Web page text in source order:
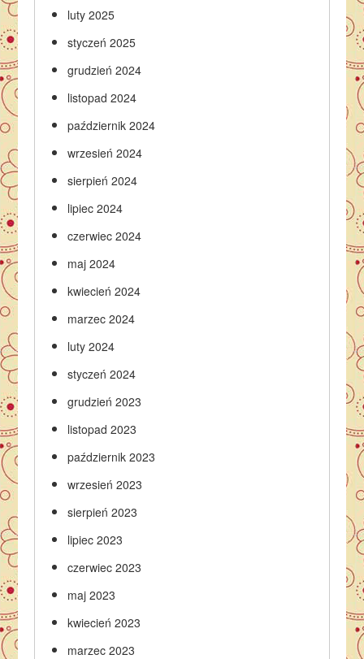
luty 2025
styczeń 2025
grudzień 2024
listopad 2024
październik 2024
wrzesień 2024
sierpień 2024
lipiec 2024
czerwiec 2024
maj 2024
kwiecień 2024
marzec 2024
luty 2024
styczeń 2024
grudzień 2023
listopad 2023
październik 2023
wrzesień 2023
sierpień 2023
lipiec 2023
czerwiec 2023
maj 2023
kwiecień 2023
marzec 2023